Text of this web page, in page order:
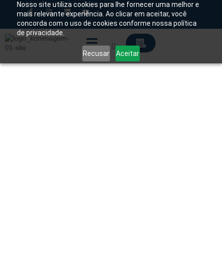
Nosso site utiliza cookies para lhe fornecer uma melhor e
mais relevante experiência. Ao clicar em aceitar, você
concorda com o uso de cookies conforme nossa política
de privacidade.
Recusar Aceitar